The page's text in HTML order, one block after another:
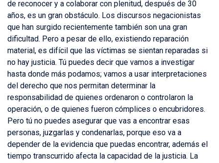
de reconocer y a colaborar con plenitud, después de 30
años, es un gran obstáculo. Los discursos negacionistas
que han surgido recientemente también son una gran
dificultad. Pero a pesar de ello, existiendo reparación
material, es difícil que las víctimas se sientan reparadas si
no hay justicia. Tú puedes decir que vamos a investigar
hasta donde más podamos; vamos a usar interpretaciones
del derecho que nos permitan determinar la
responsabilidad de quienes ordenaron o controlaron la
operación, o de quienes fueron cómplices o encubridores.
Pero tú no puedes asegurar que vas a encontrar esas
personas, juzgarlas y condenarlas, porque eso va a
depender de la evidencia que puedas encontrar, además el
tiempo transcurrido afecta la capacidad de la justicia. La